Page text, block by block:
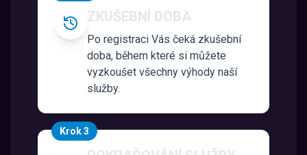
ZKUŠEBNÍ DOBA
Po registraci Vás čeká zkušební
doba, během které si můžete
vyzkoušet všechny výhody naší
služby.
Krok 3